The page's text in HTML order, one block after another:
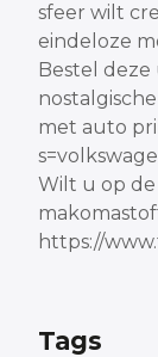
sfeer wilt
eindeloze
Bestel
met auto
Wilt u op
https://
Tags